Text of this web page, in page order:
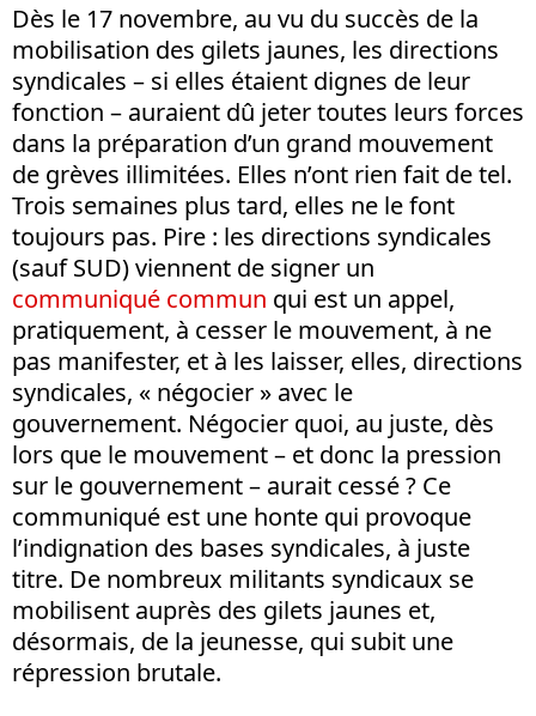
Dès le 17 novembre, au vu du succès de la
mobilisation des gilets jaunes, les directions
syndicales – si elles étaient dignes de leur
fonction – auraient dû jeter toutes leurs forces
dans la préparation d’un grand mouvement
de grèves illimitées. Elles n’ont rien fait de tel.
Trois semaines plus tard, elles ne le font
toujours pas. Pire : les directions syndicales
(sauf SUD) viennent de signer un
communiqué commun qui est un appel,
pratiquement, à cesser le mouvement, à ne
pas manifester, et à les laisser, elles, directions
syndicales, « négocier » avec le
gouvernement. Négocier quoi, au juste, dès
lors que le mouvement – et donc la pression
sur le gouvernement – aurait cessé ? Ce
communiqué est une honte qui provoque
l’indignation des bases syndicales, à juste
titre. De nombreux militants syndicaux se
mobilisent auprès des gilets jaunes et,
désormais, de la jeunesse, qui subit une
répression brutale.